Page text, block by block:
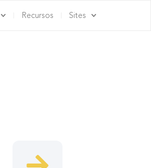
Recursos Sites